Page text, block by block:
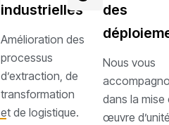
industrielles
Amélioration des
processus
d’extraction, de
transformation
et de logistique.
des
Nous vous
dans la mise
œuvre